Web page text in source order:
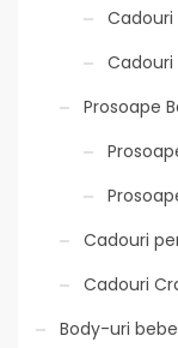
Cadouri
Cadouri
Prosoape
Cadouri
Cadouri
Body-uri